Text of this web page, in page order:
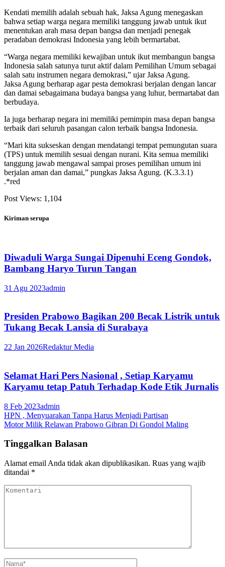
Kendati memilih adalah sebuah hak, Jaksa Agung menegaskan
bahwa setiap warga negara memiliki tanggung jawab untuk ikut
menentukan arah masa depan bangsa dan menjadi penegak
peradaban demokrasi Indonesia yang lebih bermartabat.
“Warga negara memiliki kewajiban untuk ikut membangun bangsa
Indonesia salah satunya turut aktif dalam Pemilihan Umum sebagai
salah satu instrumen negara demokrasi,” ujar Jaksa Agung.
Jaksa Agung berharap agar pesta demokrasi berjalan dengan lancar
dan damai sebagaimana budaya bangsa yang luhur, bermartabat dan
berbudaya.
Ia juga berharap negara ini memiliki pemimpin masa depan bangsa
terbaik dari seluruh pasangan calon terbaik bangsa Indonesia.
“Mari kita sukseskan dengan mendatangi tempat pemungutan suara
(TPS) untuk memilih sesuai dengan nurani. Kita semua memiliki
tanggung jawab mengawal sampai proses pemilihan umum ini
berjalan aman dan damai,” pungkas Jaksa Agung. (K.3.3.1)
.*red
Post Views: 1,104
Kiriman serupa
Diwaduli Warga Sungai Dipenuhi Eceng Gondok,
Bambang Haryo Turun Tangan
31 Agu 2023admin
Presiden Prabowo Bagikan 200 Becak Listrik untuk
Tukang Becak Lansia di Surabaya
22 Jan 2026Redaktur Media
Selamat Hari Pers Nasional , Setiap Karyamu
Karyamu tetap Patuh Terhadap Kode Etik Jurnalis
8 Feb 2023admin
Navigasi
pos
HPN , Menyuarakan Tanpa Harus Menjadi Partisan
Motor Milik Relawan Prabowo Gibran Di Gondol Maling
Tinggalkan Balasan
Alamat email Anda tidak akan dipublikasikan. Ruas yang wajib
ditandai *
Komentari
Nama*